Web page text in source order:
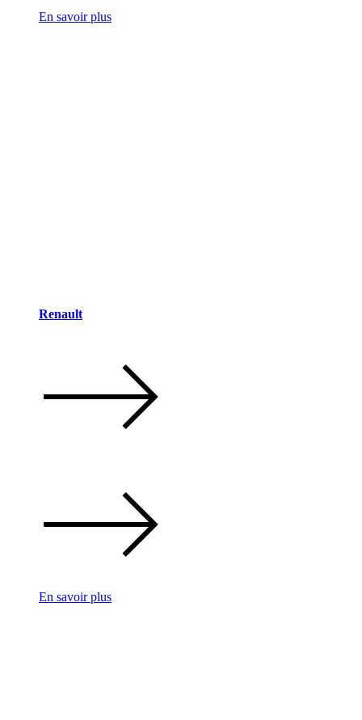
En savoir plus
Renault
En savoir plus